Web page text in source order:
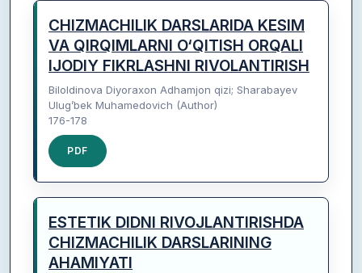
CHIZMACHILIK DARSLARIDA KESIM
VA QIRQIMLARNI O‘QITISH ORQALI
IJODIY FIKRLASHNI RIVOLANTIRISH
Biloldinova Diyoraxon Adhamjon qizi; Sharabayev
Ulug’bek Muhamedovich (Author)
176-178
PDF
ESTETIK DIDNI RIVOJLANTIRISHDA
CHIZMACHILIK DARSLARINING
AHAMIYATI